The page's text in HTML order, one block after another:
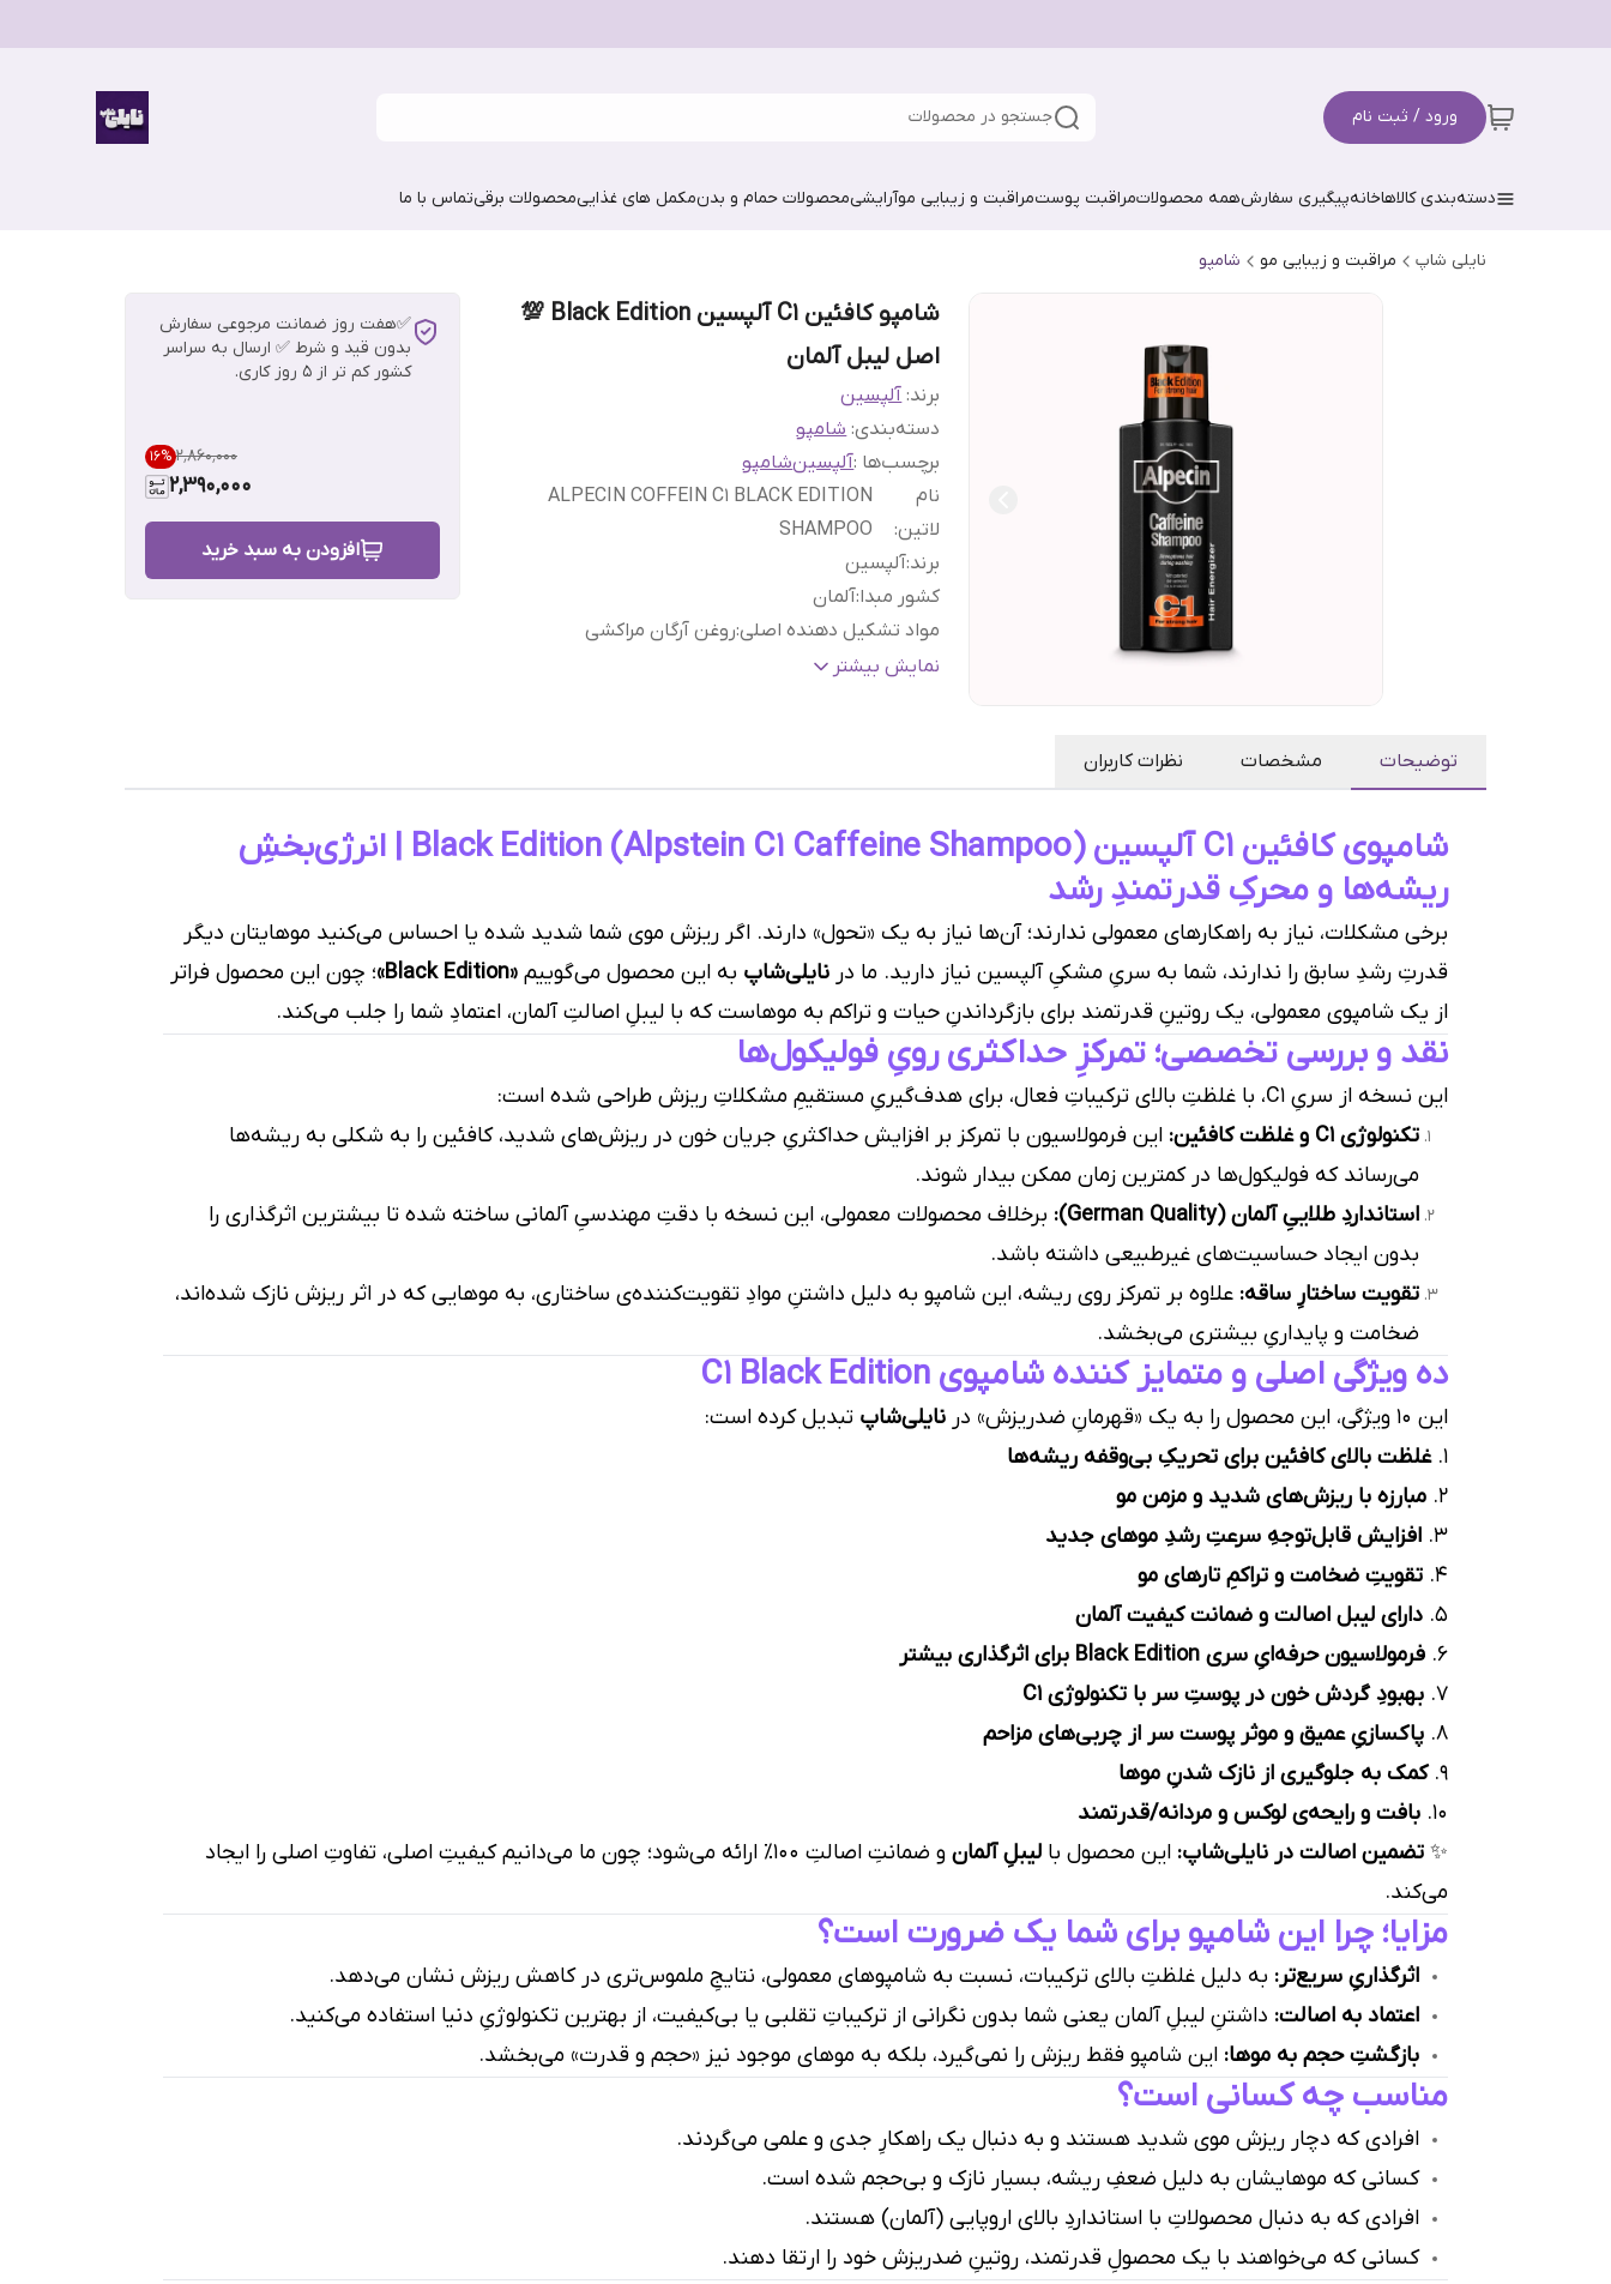
ورود / ثبت نام جستجو در محصولات
دسته‌بندی کالاهاخانهپیگیری سفارشهمه محصولاتمراقبت پوستمراقبت و زیبایی موآرایشیمحصولات حمام و بدنمکمل های غذاییمحصولات برقیتماس با ما
نایلی شاپ مراقبت و زیبایی مو شامپو
شامپو کافئین C1 آلپسین Black Edition 💯
اصل لیبل آلمان
برند: آلپسین
دسته‌بندی:شامپو
برچسب‌ها :آلپسینشامپو
نام
لاتین:
ALPECIN COFFEIN C1 BLACK EDITION
SHAMPOO
برند:آلپسین
کشور مبدا:آلمان
مواد تشکیل دهنده اصلی:روغن آرگان مراکشی
بر اساس ویژگی:استفاده روزانه, بدون تست حیوانی
حجم :۲۵۰ میل
هفت روز ضمانت مرجوعی سفارش
نمایش بیشتر
✅هفت روز ضمانت مرجوعی سفارش
بدون قید و شرط ✅ ارسال به سراسر
کشور کم تر از 5 روز کاری.
۲٬۸۶۰٬۰۰۰ 16%
2,390,000
افزودن به سبد خرید
توضیحات مشخصات نظرات کاربران
شامپوی کافئین C1 آلپسین Black Edition (Alpstein C1 Caffeine Shampoo) | انرژی‌بخشِ
ریشه‌ها و محرکِ قدرتمندِ رشد
برخی مشکلات، نیاز به راهکارهای معمولی ندارند؛ آن‌ها نیاز به یک «تحول» دارند. اگر ریزش موی شما شدید شده یا احساس می‌کنید موهایتان دیگر
قدرتِ رشدِ سابق را ندارند، شما به سریِ مشکیِ آلپسین نیاز دارید. ما در نایلی‌شاپ به این محصول می‌گوییم «Black Edition»
؛ چون این محصول فراتر
از یک شامپوی معمولی، یک روتینِ قدرتمند برای بازگرداندنِ حیات و تراکم به موهاست که با لیبلِ اصالتِ آلمان، اعتمادِ شما را جلب می‌کند.
نقد و بررسی تخصصی؛ تمرکزِ حداکثری رویِ فولیکول‌ها
این نسخه از سریِ C1، با غلظتِ بالای ترکیباتِ فعال، برای هدف‌گیریِ مستقیمِ مشکلاتِ ریزش طراحی شده است:
تکنولوژی C1 و غلظت کافئین:
این فرمولاسیون با تمرکز بر افزایش حداکثریِ جریان خون در ریزش‌های شدید، کافئین را به شکلی به ریشه‌ها
می‌رساند که فولیکول‌ها در کمترین زمان ممکن بیدار شوند.
استانداردِ طلاییِ آلمان (German Quality):
برخلاف محصولات معمولی، این نسخه با دقتِ مهندسیِ آلمانی ساخته شده تا بیشترین اثرگذاری را
بدون ایجاد حساسیت‌های غیرطبیعی داشته باشد.
تقویت ساختارِ ساقه: علاوه بر تمرکز روی ریشه، این شامپو به دلیل داشتنِ موادِ تقویت‌کننده‌ی ساختاری، به موهایی که در اثر ریزش نازک شده‌اند،
ضخامت و پایداریِ بیشتری می‌بخشد.
ده ویژگی اصلی و متمایز کننده شامپوی C1 Black Edition
این ۱۰ ویژگی، این محصول را به یک «قهرمانِ ضدریزش» در نایلی‌شاپ تبدیل کرده است:
۱. غلظت بالای کافئین برای تحریکِ بی‌وقفه ریشه‌ها
۲. مبارزه با ریزش‌های شدید و مزمن مو
۳. افزایش قابل‌توجهِ سرعتِ رشدِ موهای جدید
۴. تقویتِ ضخامت و تراکمِ تارهای مو
۵. دارای لیبل اصالت و ضمانت کیفیت آلمان
۶. فرمولاسیون حرفه‌ایِ سری Black Edition برای اثرگذاری بیشتر
۷. بهبودِ گردش خون در پوستِ سر با تکنولوژی C1
۸. پاکسازیِ عمیق و موثر پوست سر از چربی‌های مزاحم
۹. کمک به جلوگیری از نازک شدنِ موها
۱۰. بافت و رایحه‌ی لوکس و مردانه/قدرتمند
✨ تضمین اصالت در نایلی‌شاپ: این محصول با لیبلِ آلمان
و ضمانتِ اصالتِ ۱۰۰٪ ارائه می‌شود؛ چون ما می‌دانیم کیفیتِ اصلی، تفاوتِ اصلی را ایجاد
می‌کند.
مزایا؛ چرا این شامپو برای شما یک ضرورت است؟
اثرگذاریِ سریع‌تر: به دلیل غلظتِ بالای ترکیبات، نسبت به شامپوهای معمولی، نتایجِ ملموس‌تری در کاهش ریزش نشان می‌دهد.
اعتماد به اصالت: داشتنِ لیبلِ آلمان یعنی شما بدون نگرانی از ترکیباتِ تقلبی یا بی‌کیفیت، از بهترین تکنولوژیِ دنیا استفاده می‌کنید.
بازگشتِ حجم به موها: این شامپو فقط ریزش را نمی‌گیرد، بلکه به موهای موجود نیز «حجم و قدرت» می‌بخشد.
مناسب چه کسانی است؟
افرادی که دچار ریزش موی شدید هستند و به دنبال یک راهکارِ جدی و علمی می‌گردند.
کسانی که موهایشان به دلیل ضعفِ ریشه، بسیار نازک و بی‌حجم شده است.
افرادی که به دنبال محصولاتِ با استانداردِ بالای اروپایی (آلمان) هستند.
کسانی که می‌خواهند با یک محصولِ قدرتمند، روتینِ ضدریزش خود را ارتقا دهند.